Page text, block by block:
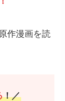
作漫画を読
！／